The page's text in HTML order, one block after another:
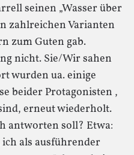
seinen „Wasser über
zahlreichen Varianten
zum Guten gab.
nicht. Sie/Wir sahen
wurden ua. einige
beider Protagonisten ,
erneut wiederholt.
antworten soll? Etwa:
als ausführender